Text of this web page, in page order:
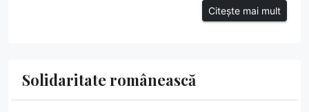
Citește mai mult
Solidaritate românească